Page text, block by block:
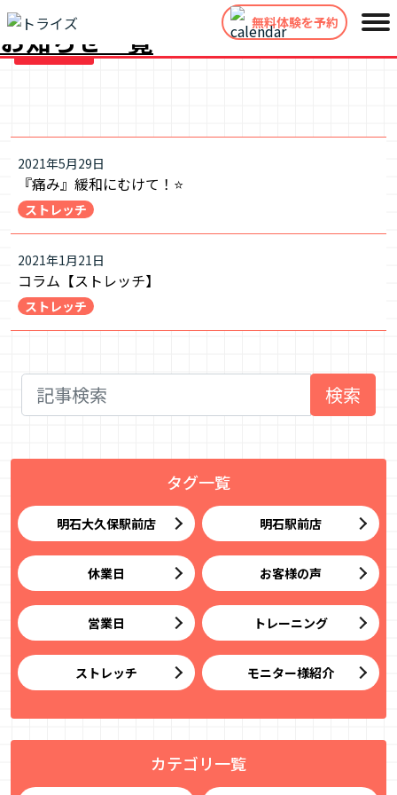
無料体験を予約
トップページ
お知らせ一覧
2021年5月29日
『痛み』緩和にむけて！⭐
ストレッチ
2021年1月21日
コラム【ストレッチ】
ストレッチ
検索
タグ一覧
明石大久保駅前店 明石駅前店
休業日 お客様の声
営業日 トレーニング
ストレッチ モニター様紹介
カテゴリ一覧